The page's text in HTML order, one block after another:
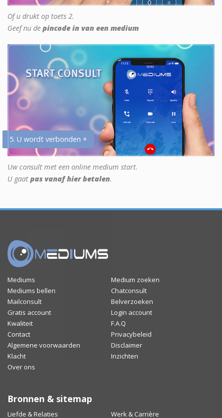
Of u drukt op toets 2.
Geef nu de pincode in van een medium
5. U wordt verbonden +
Uw consult met een online medium start.
U gaat pas vanaf hier betalen.
Mediums
Medium zoeken
Mediums bellen
Chatconsult
Mailconsult
Belverzoeken
Gratis account
Login account
Kwaliteit
F.A.Q
Contact
Privacybeleid
Algemene voorwaarden
Disclaimer
Klacht
Inzichten
Over ons
Bronnen & sitemap
Liefde & Relaties Werk & Carrière